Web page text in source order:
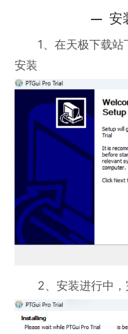
安
1、在天极下载站
安装
2、安装进行中，